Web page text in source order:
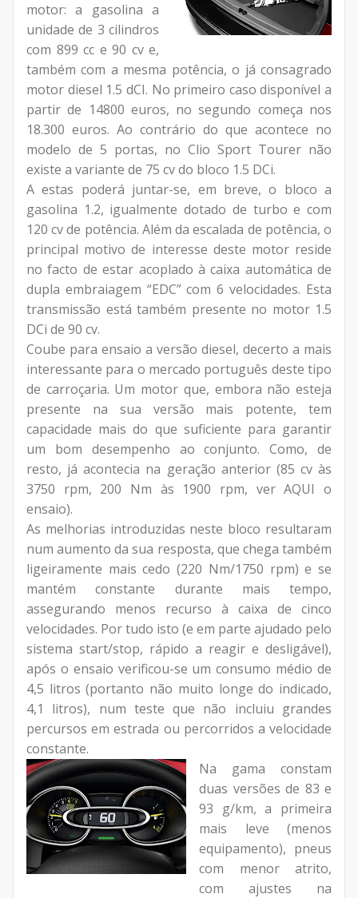
motor: a gasolina a
unidade de 3 cilindros
com 899 cc e 90 cv e,
também com a mesma potência, o já consagrado
motor diesel 1.5 dCI. No primeiro caso disponível a
partir de 14800 euros, no segundo começa nos
18.300 euros. Ao contrário do que acontece no
modelo de 5 portas, no Clio Sport Tourer não
existe a variante de 75 cv do bloco 1.5 DCi.
A estas poderá juntar-se, em breve, o bloco a
gasolina 1.2, igualmente dotado de turbo e com
120 cv de potência. Além da escalada de potência, o
principal motivo de interesse deste motor reside
no facto de estar acoplado à caixa automática de
dupla embraiagem “EDC” com 6 velocidades. Esta
transmissão está também presente no motor 1.5
DCi de 90 cv.
Coube para ensaio a versão diesel, decerto a mais
interessante para o mercado português deste tipo
de carroçaria. Um motor que, embora não esteja
presente na sua versão mais potente, tem
capacidade mais do que suficiente para garantir
um bom desempenho ao conjunto. Como, de
resto, já acontecia na geração anterior (85 cv às
3750 rpm, 200 Nm às 1900 rpm, ver AQUI o
ensaio).
As melhorias introduzidas neste bloco resultaram
num aumento da sua resposta, que chega também
ligeiramente mais cedo (220 Nm/1750 rpm) e se
mantém constante durante mais tempo,
assegurando menos recurso à caixa de cinco
velocidades. Por tudo isto (e em parte ajudado pelo
sistema start/stop, rápido a reagir e desligável),
após o ensaio verificou-se um consumo médio de
4,5 litros (portanto não muito longe do indicado,
4,1 litros), num teste que não incluiu grandes
percursos em estrada ou percorridos a velocidade
constante.
Na gama constam
duas versões de 83 e
93 g/km, a primeira
mais leve (menos
equipamento), pneus
com menor atrito,
com ajustes na